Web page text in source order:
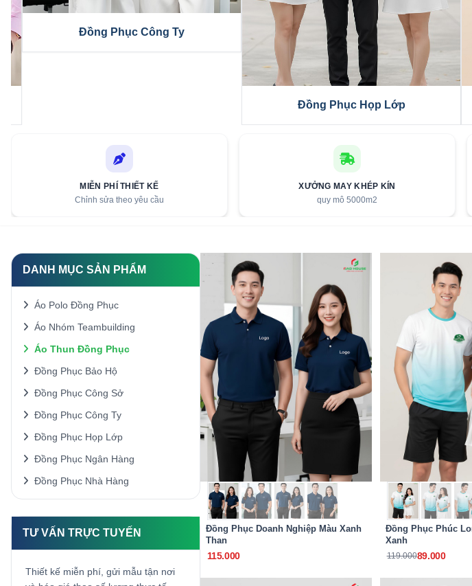
Áo Nhóm Teambuilding
MIỄN PHÍ THIẾT KẾ
Chỉnh sửa theo yêu cầu
XƯỞNG MAY KHÉP KÍN
quy mô 5000m2
DANH MỤC SẢN PHẨM
Áo Polo Đồng Phục
Áo Nhóm Teambuilding
Áo Thun Đồng Phục
Đồng Phục Bảo Hộ
Đồng Phục Công Sở
Đồng Phục Công Ty
Đồng Phục Họp Lớp
Đồng Phục Ngân Hàng
Đồng Phục Nhà Hàng
TƯ VẤN TRỰC TUYẾN
Thiết kế miễn phí, gửi mẫu tận nơi
Đồng Phục Doanh Nghiệp Màu Xanh
Than
115.000
Đồng Phục Phúc
Xanh
119.00089.000